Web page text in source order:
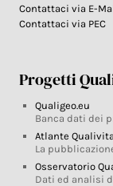
Contattaci via E-
Contattaci via PEC
Progetti
Qualigeo.eu
Banca dati dei
Atlante Qualivita
La
Osservatorio
Dati ed analisi